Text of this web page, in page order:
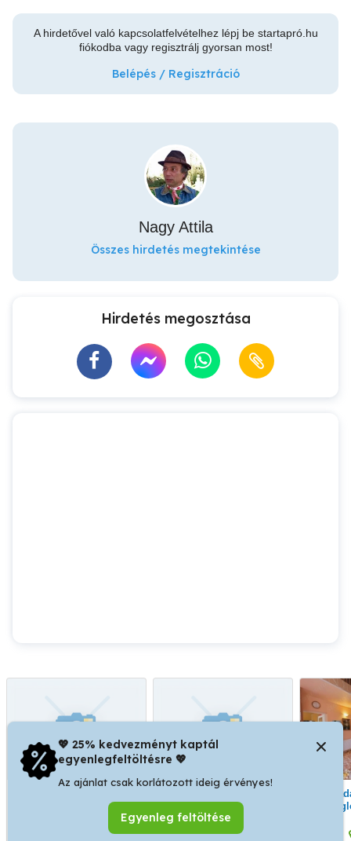
A hirdetővel való kapcsolatfelvételhez lépj be startapró.hu
fiókodba vagy regisztrálj gyorsan most!
Belépés / Regisztráció
Nagy Attila
Összes hirdetés megtekintése
Hirdetés megosztása
környéken felújítandó
ház és épületegyüttes
ELADÓ
Cegléd
💖 25% kedvezményt kaptál
egyenlegfeltöltésre 💖
Az ajánlat csak korlátozott ideig érvényes!
Egyenleg feltöltése